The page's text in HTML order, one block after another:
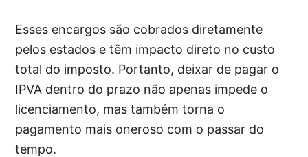
Esses encargos são cobrados diretamente
pelos estados e têm impacto direto no custo
total do imposto. Portanto, deixar de pagar o
IPVA dentro do prazo não apenas impede o
licenciamento, mas também torna o
pagamento mais oneroso com o passar do
tempo.